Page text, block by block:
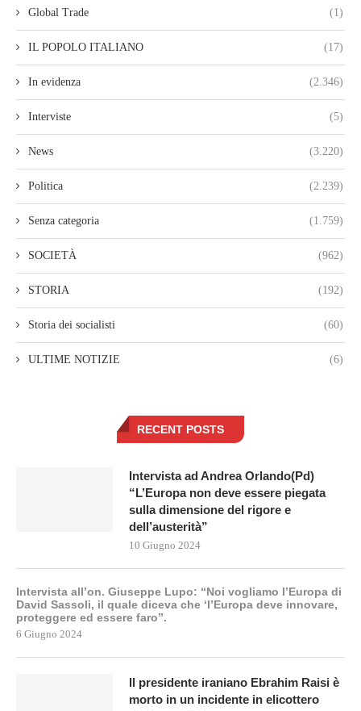
Global Trade (1)
IL POPOLO ITALIANO (17)
In evidenza (2.346)
Interviste (5)
News (3.220)
Politica (2.239)
Senza categoria (1.759)
SOCIETÀ (962)
STORIA (192)
Storia dei socialisti (60)
ULTIME NOTIZIE (6)
RECENT POSTS
Intervista ad Andrea Orlando(Pd)
“L’Europa non deve essere piegata
sulla dimensione del rigore e
dell’austerità”
10 Giugno 2024
Intervista all’on. Giuseppe Lupo: “Noi vogliamo l’Europa di
David Sassoli, il quale diceva che ‘l’Europa deve innovare,
proteggere ed essere faro”.
6 Giugno 2024
Il presidente iraniano Ebrahim Raisi è
morto in un incidente in elicottero